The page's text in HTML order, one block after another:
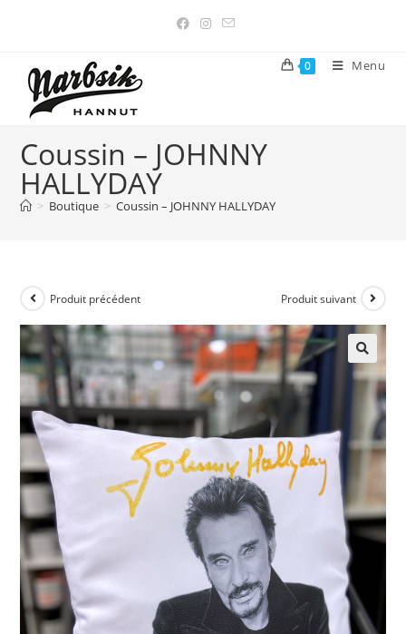
0 Menu
Coussin – JOHNNY
HALLYDAY
> Boutique > Coussin – JOHNNY HALLYDAY
Produit précédent Produit suivant